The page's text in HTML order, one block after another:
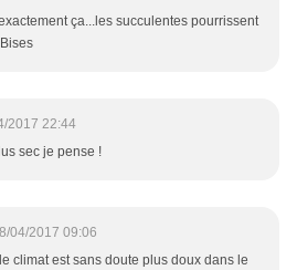
ça...les succulentes pourrissent
2017 22:44
sec je pense !
04/2017 09:06
climat est sans doute plus doux dans le